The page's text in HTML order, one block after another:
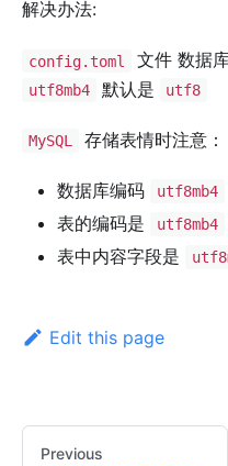
解决办法:
config.toml 文件 数据
utf8mb4 默认是 utf8
MySQL 存储表情时注意：
数据库编码 utf8mb4
表的编码是 utf8mb4
表中内容字段是
Edit this page
Previous